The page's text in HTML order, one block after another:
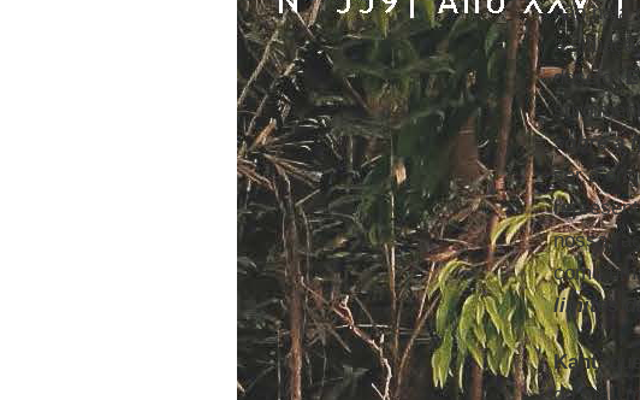
não haja
a
desejo (
sobre a
ser a
nossa
como
limites
Kant,
do mal,